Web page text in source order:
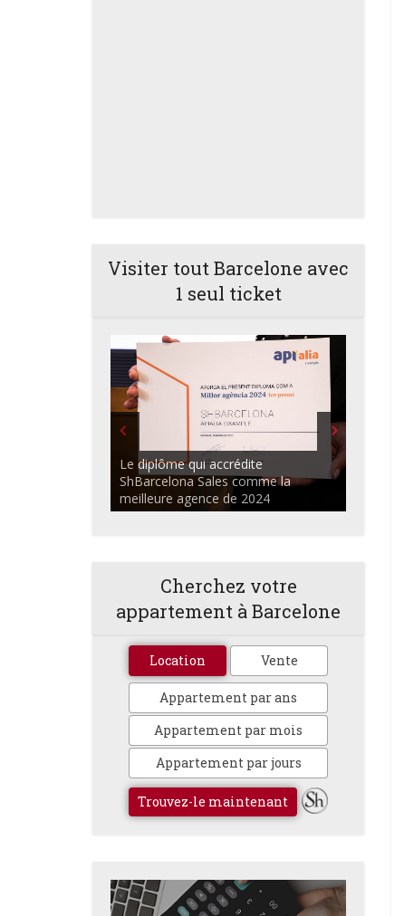
Visiter tout Barcelone avec
1 seul ticket
ShBarcelona Agents commerciaux
discutant dans l'auditorium du
Centre Apialia
Cherchez votre
appartement à Barcelone
Location Vente
Appartement par ans
Appartement par mois
Appartement par jours
Trouvez-le maintenant